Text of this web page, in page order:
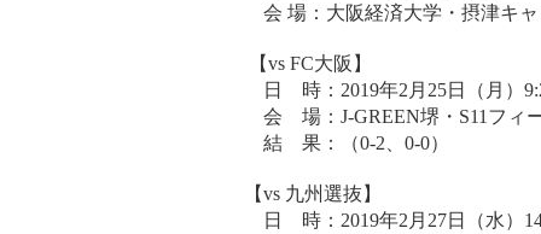
会 場：大阪経済大学・摂津キャ
【vs FC大阪】
日 時：2019年2月25日（月）
会 場：J-GREEN堺・S11フィ
結 果：（0-2、0-0）
【vs 九州選抜】
日 時：2019年2月27日（水）